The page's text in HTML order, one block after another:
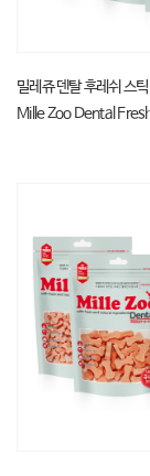
밀레쥬 덴탈 후레쉬 스틱
Mille Zoo Dental